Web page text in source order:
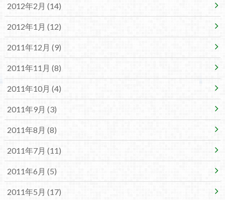
2012年2月 (14)
2012年1月 (12)
2011年12月 (9)
2011年11月 (8)
2011年10月 (4)
2011年9月 (3)
2011年8月 (8)
2011年7月 (11)
2011年6月 (5)
2011年5月 (17)